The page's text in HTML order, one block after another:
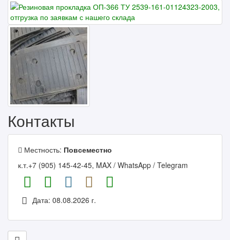
Контакты
Местность: Повсеместно
к.т.+7 (905) 145-42-45, MAX / WhatsApp / Telegram
Дата: 08.08.2026 г.